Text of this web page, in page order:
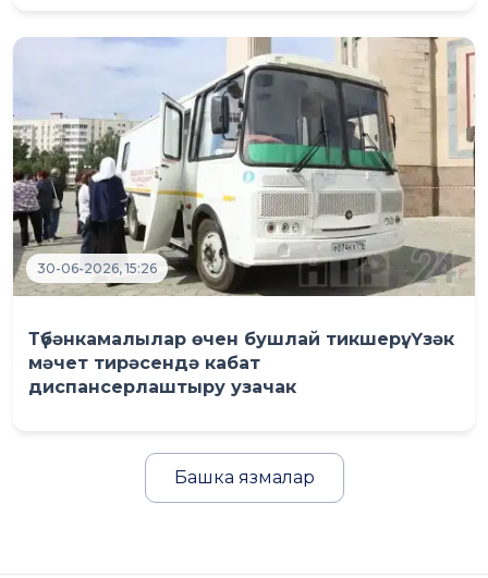
30-06-2026, 15:26
Түбәнкамалылар өчен бушлай тикшерү: Үзәк
мәчет тирәсендә кабат
диспансерлаштыру узачак
Башка язмалар